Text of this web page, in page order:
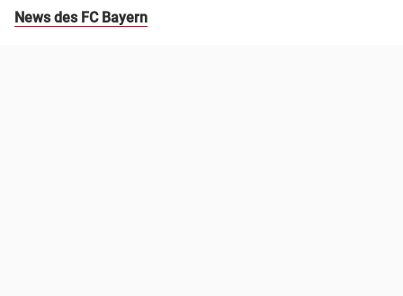
News des FC Bayern